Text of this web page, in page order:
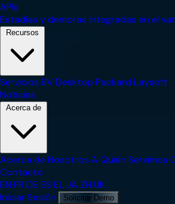
APIs
Estadías y demoras integradas en el
Recursos
Servicios BV Desktop Packard Laysoft
Noticias
Acerca de
Acerca de Nosotros A Quién Servimos
Contacto
EN FR DE ES ELJA ZH UK
Iniciar Sesión
Solicitar Demo